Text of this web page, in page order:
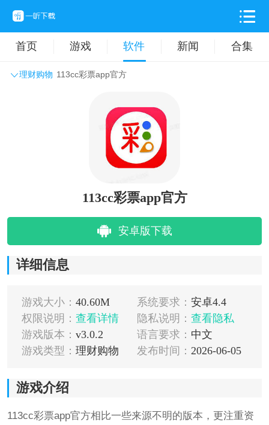
首页 游戏 软件 新闻 合集
理财购物 113cc彩票app官方
拍摄美化 时尚购物
113cc彩票app官方
安卓版下载
详细信息
游戏大小： 40.60M 系统要求： 安卓4.4
权限说明： 查看详情 隐私说明： 查看隐私
游戏版本： v3.0.2 语言要求： 中文
游戏类型： 理财购物 发布时间： 2026-06-05
游戏介绍
113cc彩票app官方相比一些来源不明的版本，更注重资